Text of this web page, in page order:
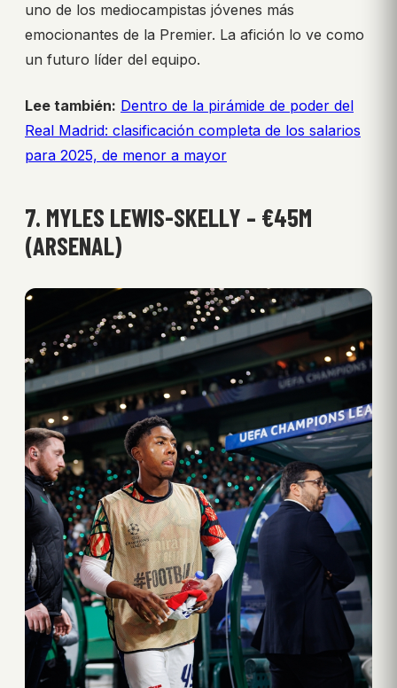
uno de los mediocampistas jóvenes más
emocionantes de la Premier. La afición lo ve como
un futuro líder del equipo.
Lee también: Dentro de la pirámide de poder del
Real Madrid: clasificación completa de los salarios
para 2025, de menor a mayor
7. MYLES LEWIS-SKELLY – €45M
(ARSENAL)